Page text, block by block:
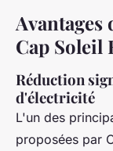
Avantages
Cap Soleil
Réduction
d'électricité
L'un des
proposées par